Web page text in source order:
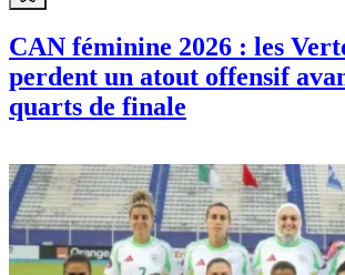
CAN féminine 2026 : les
perdent un atout offensif
quarts de finale